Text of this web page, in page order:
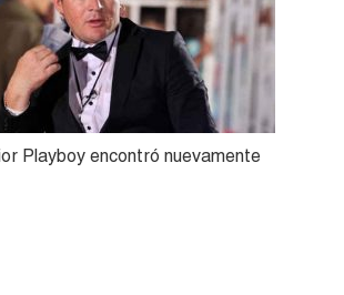
Playboy encontró nuevamente